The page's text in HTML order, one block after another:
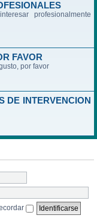
profesionalmente
FAVOR
por favor
DE INTERVENCION